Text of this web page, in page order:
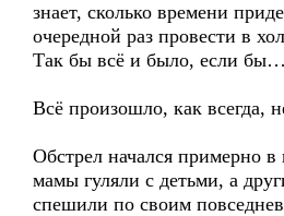
знает, сколько времени
очередной раз провести в
Так бы всё и было, если бы…
Всё произошло, как всегда,
Обстрел начался примерно в
мамы гуляли с детьми, а
спешили по своим